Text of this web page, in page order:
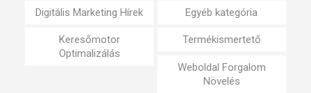
Digitális Marketing Hírek Egyéb kategória
Keresőmotor
Optimalizálás
Termékismertető
Weboldal Forgalom
Növelés